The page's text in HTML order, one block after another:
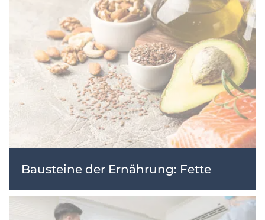
Bausteine der Ernährung: Fette